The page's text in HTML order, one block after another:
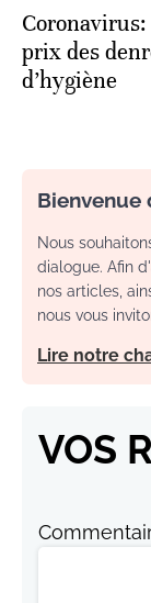
prix des
d’hygiène
Bienvenue
Nous
dialogue. Afin
nos articles,
nous vous
Lire notre
VOS